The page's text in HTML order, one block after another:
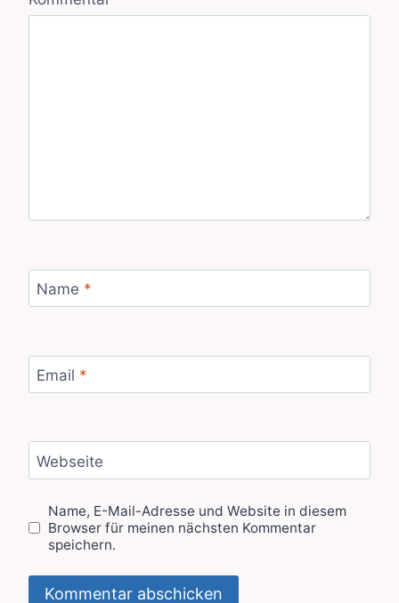
Name *
Email *
Webseite
Name, E-Mail-Adresse und Website in diesem
Browser für meinen nächsten Kommentar
speichern.